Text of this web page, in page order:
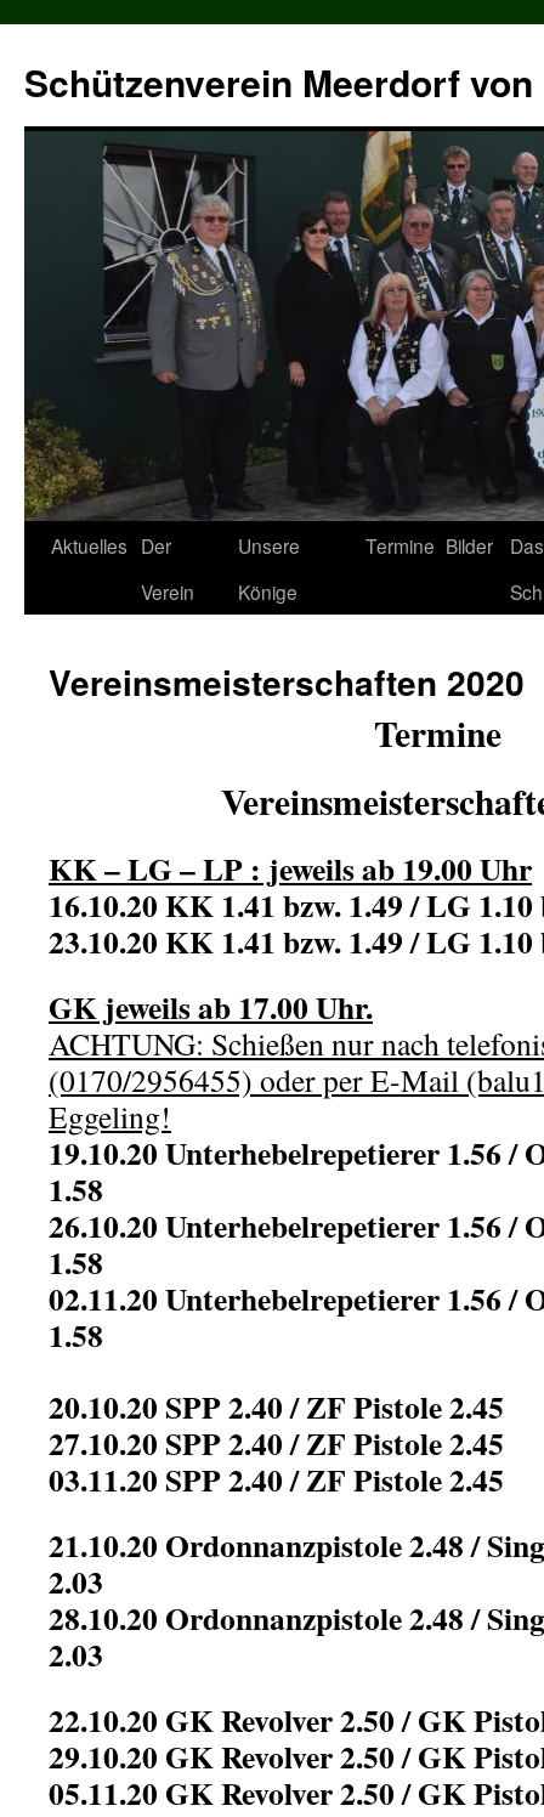
springen
Schützenverein Meerdorf von
Aktuelles Der
Verein
Unsere
Könige
Termine Bilder
Das
Vereinsmeisterschaften 2020
Termine
KK – LG – LP : jeweils ab 19.00 Uhr
16.10.20 KK 1.41 bzw. 1.49 / LG
23.10.20 KK 1.41 bzw. 1.49 / LG
GK jeweils ab 17.00 Uhr.
ACHTUNG: Schießen nur nach
(0170/2956455) oder per E-Mail
Eggeling!
19.10.20 Unterhebelrepetierer 1.56 /
1.58
26.10.20 Unterhebelrepetierer 1.56 /
1.58
02.11.20 Unterhebelrepetierer 1.56 /
1.58
20.10.20 SPP 2.40 / ZF Pistole 2.45
27.10.20 SPP 2.40 / ZF Pistole 2.45
03.11.20 SPP 2.40 / ZF Pistole 2.45
21.10.20 Ordonnanzpistole 2.48 /
2.03
28.10.20 Ordonnanzpistole 2.48 /
2.03
22.10.20 GK Revolver 2.50 / GK
29.10.20 GK Revolver 2.50 / GK
05.11.20 GK Revolver 2.50 / GK